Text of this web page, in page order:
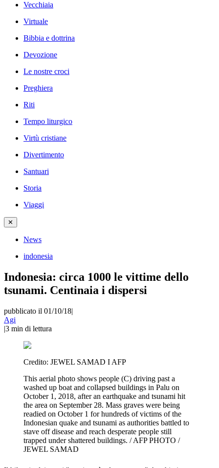
Vecchiaia
Virtuale
Bibbia e dottrina
Devozione
Le nostre croci
Preghiera
Riti
Tempo liturgico
Virtù cristiane
Divertimento
Santuari
Storia
Viaggi
✕
News
indonesia
Indonesia: circa 1000 le vittime dello
tsunami. Centinaia i dispersi
pubblicato il 01/10/18|
Agi
|3 min di lettura
Credito: JEWEL SAMAD I AFP
This aerial photo shows people (C) driving past a
washed up boat and collapsed buildings in Palu on
October 1, 2018, after an earthquake and tsunami hit
the area on September 28. Mass graves were being
readied on October 1 for hundreds of victims of the
Indonesian quake and tsunami as authorities battled to
stave off disease and reach desperate people still
trapped under shattered buildings. / AFP PHOTO /
JEWEL SAMAD